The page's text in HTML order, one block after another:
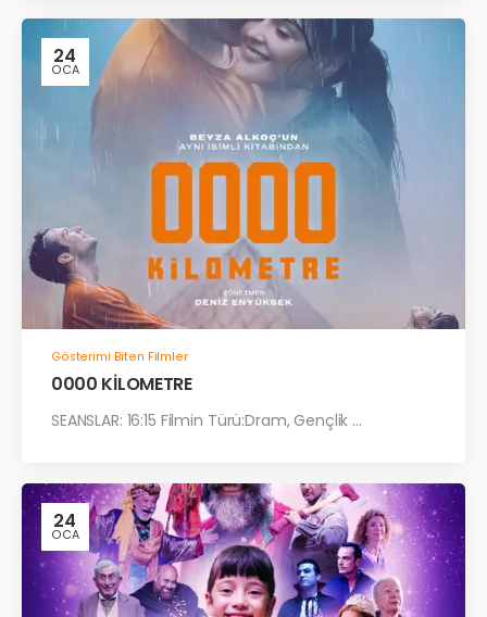
24
OCA
Gösterimi Biten Filmler
0000 KİLOMETRE
SEANSLAR: 16:15 Filmin Türü:Dram, Gençlik ...
24
OCA